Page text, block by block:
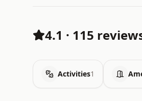
4.1 · 115
Activities1